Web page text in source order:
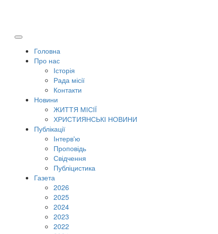
Головна
Про нас
Історія
Рада місії
Контакти
Новини
ЖИТТЯ МІСІЇ
ХРИСТИЯНСЬКІ НОВИНИ
Публікації
Інтерв'ю
Проповідь
Свідчення
Публіцистика
Газета
2026
2025
2024
2023
2022